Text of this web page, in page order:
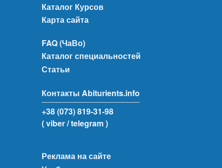
Каталог Курсов
Карта сайта
FAQ (ЧаВо)
Каталог специальностей
Статьи
Контакты Abiturients.info
+38 (073) 819-31-98
( viber/ telegram )
Реклама на сайте